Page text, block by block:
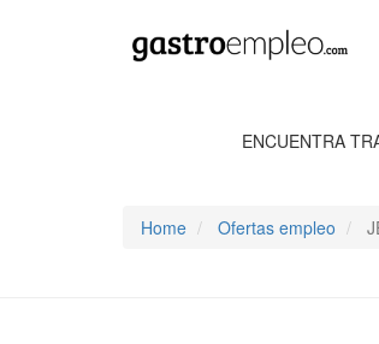
ENCUENTRA
Home Ofertas empleo